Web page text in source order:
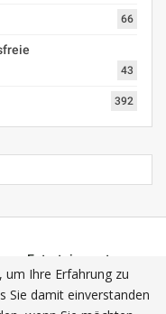
66
43
392
Entertainment
Geräte
um Ihre Erfahrung zu
Sie damit einverstanden